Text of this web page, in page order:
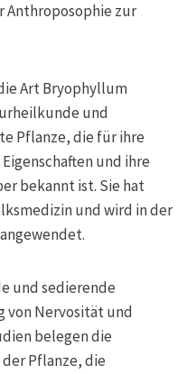
Anthroposophie zur
Art Bryophyllum
und
Pflanze, die für ihre
und ihre
bekannt ist. Sie hat
und wird in der
und sedierende
von Nervosität und
belegen die
Pflanze, die